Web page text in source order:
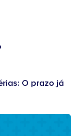
O prazo já